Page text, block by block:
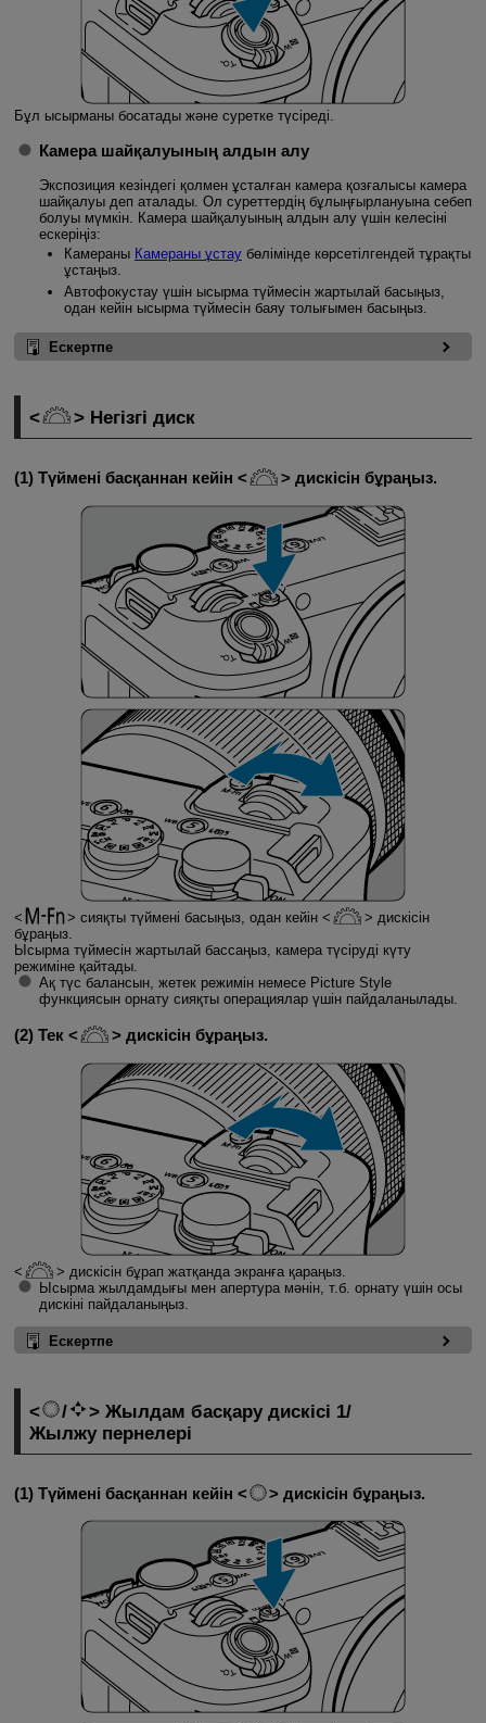
Бұл ысырманы босатады және суретке түсіреді.
Камера шайқалуының алдын алу
Экспозиция кезіндегі қолмен ұсталған камера қозғалысы камера
шайқалуы деп аталады. Ол суреттердің бұлыңғырлануына себеп
болуы мүмкін. Камера шайқалуының алдын алу үшін келесіні
ескеріңіз:
Камераны Камераны ұстаубөлімінде көрсетілгендей тұрақты
ұстаңыз.
Автофокустау үшін ысырма түймесін жартылай басыңыз,
одан кейін ысырма түймесін баяу толығымен басыңыз.
Ескертпе
Негізгі диск
(1) Түймені басқаннан кейін дискісін бұраңыз.
сияқты түймені басыңыз, одан кейін
дискісін
бұраңыз.
Ысырма түймесін жартылай бассаңыз, камера түсіруді күту
режиміне қайтады.
Ақ түс балансын, жетек режимін немесе Picture Style
функциясын орнату сияқты операциялар үшін пайдаланылады.
(2) Тек дискісін бұраңыз.
дискісін бұрап жатқанда экранға қараңыз.
Ысырма жылдамдығы мен апертура мәнін, т.б. орнату үшін осы
дискіні пайдаланыңыз.
Ескертпе
/
Жылдам басқару дискісі 1/
Жылжу пернелері
(1) Түймені басқаннан кейін дискісін бұраңыз.